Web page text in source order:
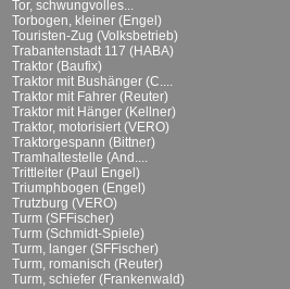
Tor, schwungvolles...
Torbogen, kleiner (Engel)
Touristen-Zug (Volksbetrieb)
Trabantenstadt 117 (HABA)
Traktor (Baufix)
Traktor mit Bushänger (C....
Traktor mit Fahrer (Reuter)
Traktor mit Hänger (Kellner)
Traktor, motorisiert (VERO)
Traktorgespann (Bittner)
Tramhaltestelle (And....
Trittleiter (Paul Engel)
Triumphbogen (Engel)
Trutzburg (VERO)
Turm (SFFischer)
Turm (Schmidt-Spiele)
Turm, langer (SFFischer)
Turm, romanisch (Reuter)
Turm, schiefer (Frankenwald)